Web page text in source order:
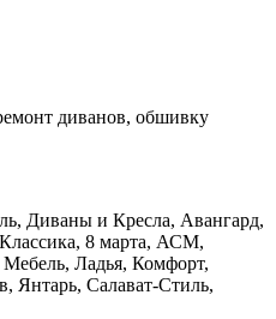
диванов, обшивку
Диваны и Кресла, Авангард,
8 марта, АСМ,
Ладья, Комфорт,
Салават-Стиль,